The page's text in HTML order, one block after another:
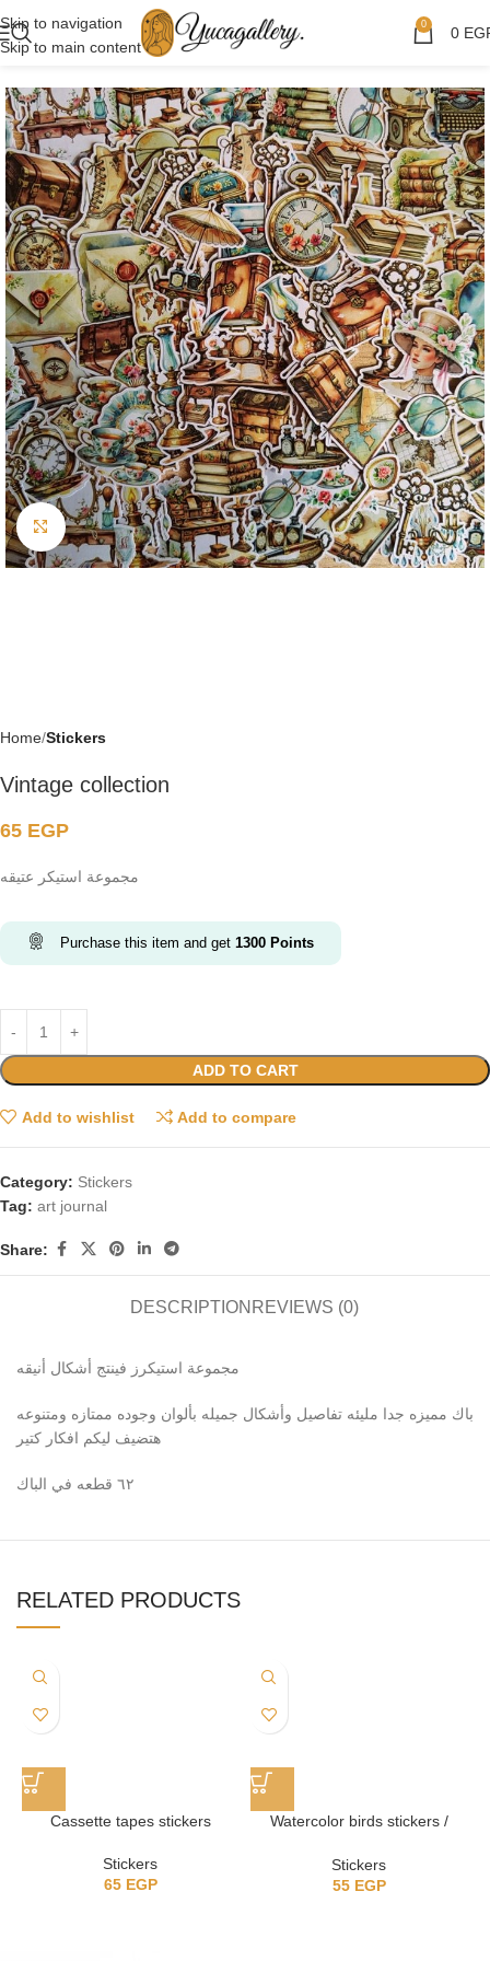
Skip to navigation
Skip to main content
0 0
Click to enlarge
Home Stickers
Vintage collection
65 EGP
مجموعة استيكر عتيقه
Purchase this item and get 1300 Points
ADD TO CART
Add to wishlist Add to compare
Category: Stickers
Tag: art journal
Share:
DESCRIPTION REVIEWS (0)
مجموعة استيكرز فينتج أشكال أنيقه
باك مميزه جدا مليئه تفاصيل وأشكال جميله بألوان وجوده ممتازه ومتنوعه
هتضيف ليكم افكار كتير
٦٢ قطعه في الباك
RELATED PRODUCTS
Cassette tapes stickers
Stickers
65 EGP
Watercolor birds stickers /
Stickers
55 EGP